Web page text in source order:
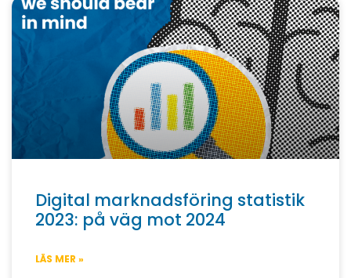
Digital marknadsföring statistik
2023: på väg mot 2024
LÄS MER »